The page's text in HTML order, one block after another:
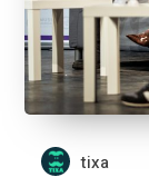
tixa